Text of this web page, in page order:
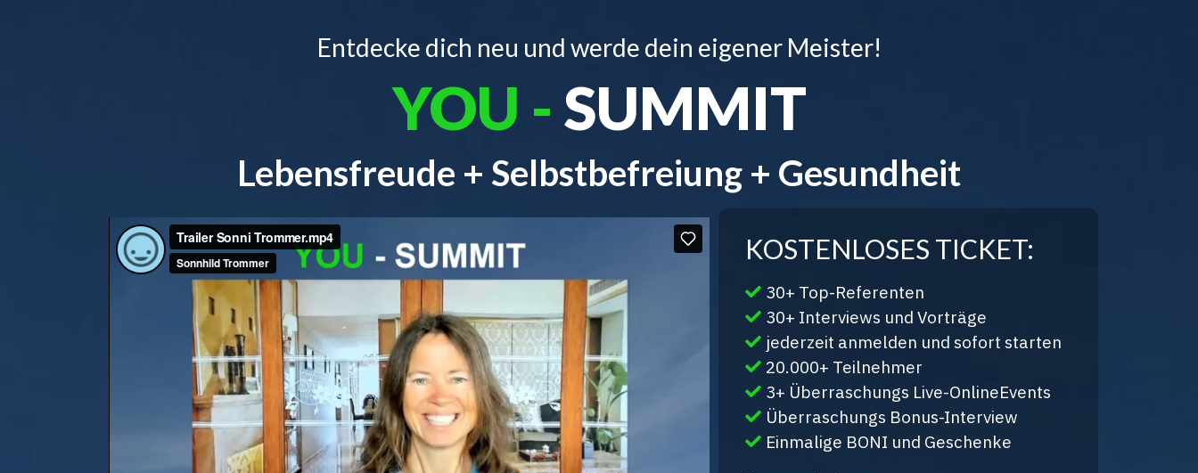
Entdecke dich neu und werde dein eigener Meister!
YOU - SUMMIT
Lebensfreude + Selbstbefreiung + Gesundheit
KOSTENLOSES TICKET:
30+ Top-Referenten
30+ Interviews und Vorträge
jederzeit anmelden und sofort starten
20.000+ Teilnehmer
3+ Überraschungs Live-OnlineEvents
Überraschungs Bonus-Interview
Einmalige BONI und Geschenke